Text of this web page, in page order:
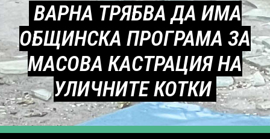
ВАРНА ТРЯБВА ДА ИМА
ОБЩИНСКА ПРОГРАМА ЗА
МАСОВА КАСТРАЦИЯ НА
УЛИЧНИТЕ КОТКИ